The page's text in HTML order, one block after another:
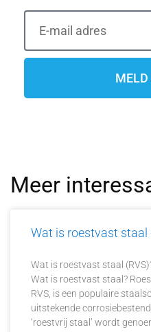
Meer
Wat is roestvast staal
Wat is roestvast staal
Wat is roestvast staal?
RVS, is een populaire
uitstekende
‘roestvrij staal’ wordt